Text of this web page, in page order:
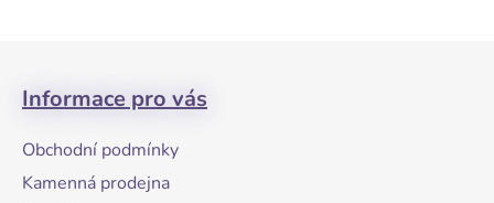
Informace pro vás
Obchodní podmínky
Kamenná prodejna